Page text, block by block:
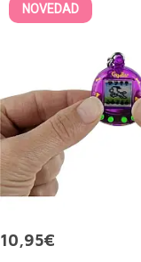
NOVEDAD
10,95€